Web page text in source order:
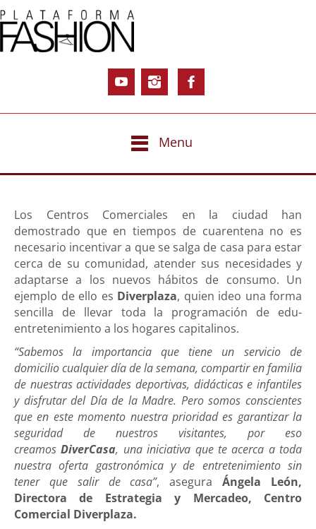
Menu
Los Centros Comerciales en la ciudad han
demostrado que en tiempos de cuarentena no es
necesario incentivar a que se salga de casa para estar
cerca de su comunidad, atender sus necesidades y
adaptarse a los nuevos hábitos de consumo. Un
ejemplo de ello es Diverplaza, quien ideo una forma
sencilla de llevar toda la programación de edu-
entretenimiento a los hogares capitalinos.
“Sabemos la importancia que tiene un servicio de
domicilio cualquier día de la semana, compartir en familia
de nuestras actividades deportivas, didácticas e infantiles
y disfrutar del Día de la Madre. Pero somos conscientes
que en este momento nuestra prioridad es garantizar la
seguridad de nuestros visitantes, por eso
creamosDiverCasa, una iniciativa que te acerca a toda
nuestra oferta gastronómica y de entretenimiento sin
tener que salir de casa”, aseguraÁngela León,
Directora de Estrategia y Mercadeo, Centro
Comercial Diverplaza.